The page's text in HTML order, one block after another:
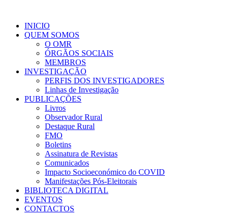
INICIO
QUEM SOMOS
O OMR
ÓRGÃOS SOCIAIS
MEMBROS
INVESTIGAÇÃO
PERFIS DOS INVESTIGADORES
Linhas de Investigação
PUBLICAÇÕES
Livros
Observador Rural
Destaque Rural
FMO
Boletins
Assinatura de Revistas
Comunicados
Impacto Socioeconómico do COVID
Manifestações Pós-Eleitorais
BIBLIOTECA DIGITAL
EVENTOS
CONTACTOS